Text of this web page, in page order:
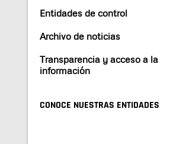
Entidades de control
Archivo de noticias
Transparencia y acceso a la
información
CONOCE NUESTRAS ENTIDADES